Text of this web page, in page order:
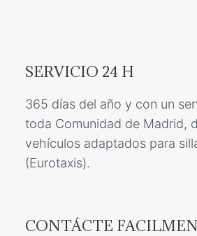
SERVICIO 24 H
365 días del año y con un
toda Comunidad de Madrid,
vehículos adaptados para
(Eurotaxis).
CONTÁCTE